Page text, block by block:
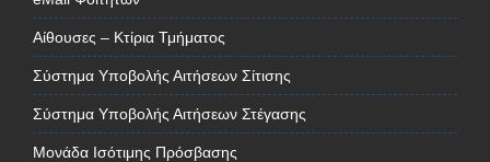
Αίθουσες – Κτίρια Τμήματος
Σύστημα Υποβολής Αιτήσεων Σίτισης
Σύστημα Υποβολής Αιτήσεων Στέγασης
Μονάδα Ισότιμης Πρόσβασης